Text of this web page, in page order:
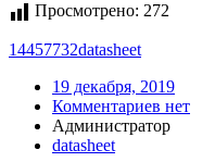
Просмотрено: 272
14457732datasheet
19 декабря, 2019
Комментариев нет
Администратор
datasheet